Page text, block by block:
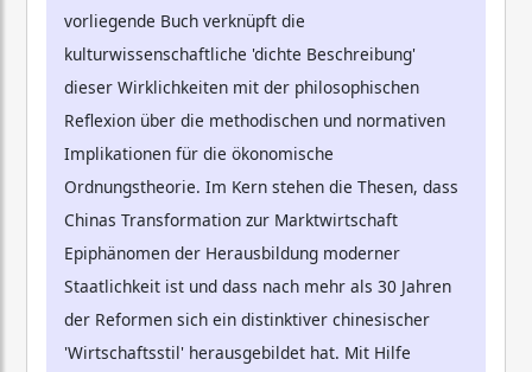
vorliegende Buch verknüpft die
kulturwissenschaftliche 'dichte Beschreibung'
dieser Wirklichkeiten mit der philosophischen
Reflexion über die methodischen und normativen
Implikationen für die ökonomische
Ordnungstheorie. Im Kern stehen die Thesen, dass
Chinas Transformation zur Marktwirtschaft
Epiphänomen der Herausbildung moderner
Staatlichkeit ist und dass nach mehr als 30 Jahren
der Reformen sich ein distinktiver chinesischer
'Wirtschaftsstil' herausgebildet hat. Mit Hilfe